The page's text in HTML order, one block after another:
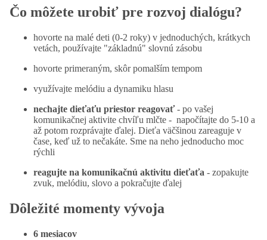
Čo môžete urobiť pre rozvoj dialógu?
hovorte na malé deti (0-2 roky) v jednoduchých, krátkych
vetách, používajte "základnú" slovnú zásobu
hovorte primeraným, skôr pomalším tempom
využívajte melódiu a dynamiku hlasu
nechajte dieťaťu priestor reagovať- po vašej
komunikačnej aktivite chvíľu mlčte - napočítajte do 5-10 a
až potom rozprávajte ďalej. Dieťa väčšinou zareaguje v
čase, keď už to nečakáte. Sme na neho jednoducho moc
rýchli
reagujte na komunikačnú aktivitu dieťaťa - zopakujte
zvuk, melódiu, slovo a pokračujte ďalej
Dôležité momenty vývoja
6 mesiacov